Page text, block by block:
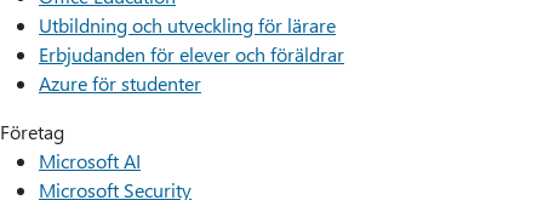
Utbildning och utveckling för lärare
Erbjudanden för elever och föräldrar
Azure för studenter
Företag
Microsoft AI
Microsoft Security